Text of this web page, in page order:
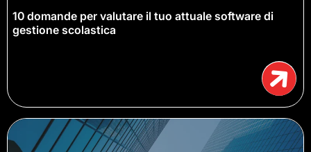
10 domande per valutare il tuo attuale software di
gestione scolastica